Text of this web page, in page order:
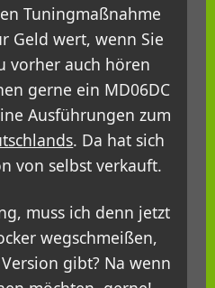
Tuningmaßnahme
Geld wert, wenn Sie
vorher auch hören
gerne ein MD06DC
Ausführungen zum
. Da hat sich
von selbst verkauft.
muss ich denn jetzt
wegschmeißen,
gibt? Na wenn